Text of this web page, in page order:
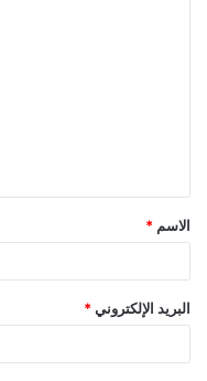
ق
*
الاسم *
البريد الإلكتروني *